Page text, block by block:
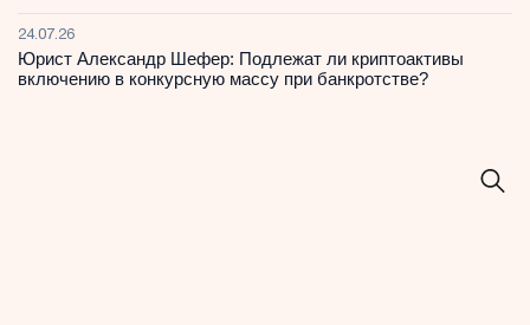
24.07.26
Юрист Александр Шефер: Подлежат ли криптоактивы
включению в конкурсную массу при банкротстве?